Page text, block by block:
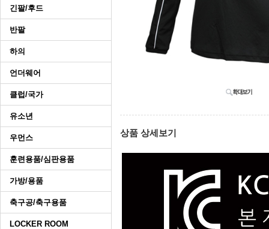
긴팔/후드
반팔
하의
언더웨어
클럽/국가
유소년
우먼스
훈련용품/심판용품
가방/용품
축구공/축구용품
LOCKER ROOM
상품 상세보기